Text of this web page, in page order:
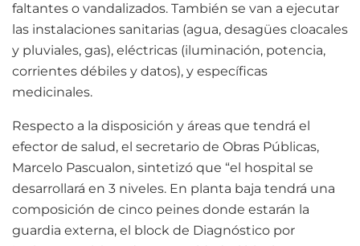
faltantes o vandalizados. También se van a ejecutar
las instalaciones sanitarias (agua, desagües cloacales
y pluviales, gas), eléctricas (iluminación, potencia,
corrientes débiles y datos), y específicas
medicinales.
Respecto a la disposición y áreas que tendrá el
efector de salud, el secretario de Obras Públicas,
Marcelo Pascualon, sintetizó que “el hospital se
desarrollará en 3 niveles. En planta baja tendrá una
composición de cinco peines donde estarán la
guardia externa, el block de Diagnóstico por